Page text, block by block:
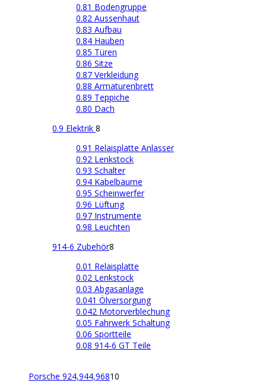
0.81 Bodengruppe
0.82 Aussenhaut
0.83 Aufbau
0.84 Hauben
0.85 Türen
0.86 Sitze
0.87 Verkleidung
0.88 Armaturenbrett
0.89 Teppiche
0.80 Dach
0.9 Elektrik 8
0.91 Relaisplatte Anlasser
0.92 Lenkstock
0.93 Schalter
0.94 Kabelbäume
0.95 Scheinwerfer
0.96 Lüftung
0.97 Instrumente
0.98 Leuchten
914-6 Zubehör8
0.01 Relaisplatte
0.02 Lenkstock
0.03 Abgasanlage
0.041 Ölversorgung
0.042 Motorverblechung
0.05 Fahrwerk Schaltung
0.06 Sportteile
0.08 914-6 GT Teile
Porsche 924,944,96810